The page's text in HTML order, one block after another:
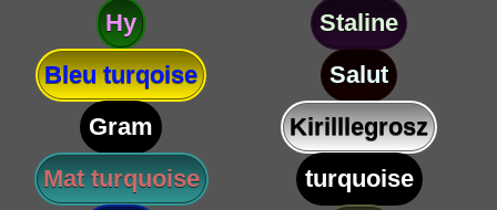
Hy
Staline
Bleu turqoise
Salut
Gram
Kirilllegrosz
Mat turquoise
turquoise